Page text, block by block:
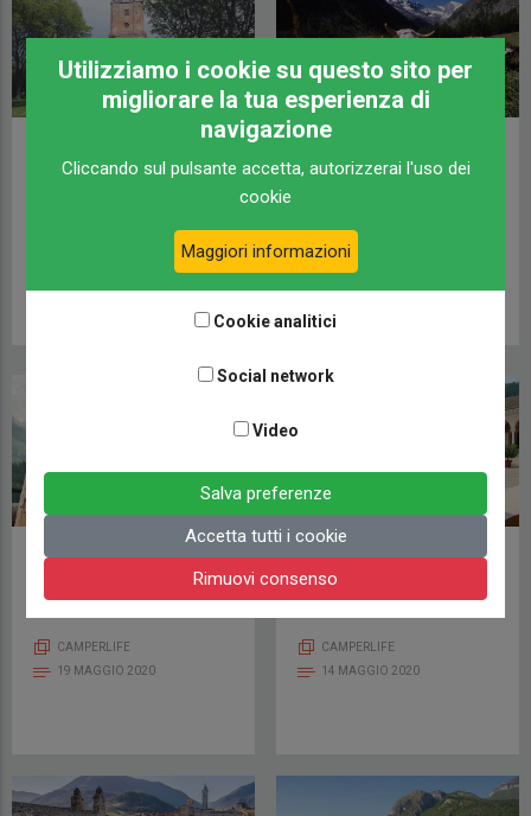
Tortona: dalla
Graal al Santuario
viaggiatori in libertà la
CAMPERLIFE
20 MAGGIO 2020
Viaggiare in Alta Badia
Con le Persone del
CAMPERLIFE
19 MAGGIO 2020
IN CAMPER E BICI PER
UN ITINERARIO SUI
CAMPERLIFE
14 MAGGIO 2020
Utilizziamo i cookie su questo sito per
migliorare la tua esperienza di
navigazione
Cliccando sul pulsante accetta, autorizzerai l'uso dei
cookie
Maggiori informazioni
Cookie analitici
Social network
Video
Salva preferenze
Accetta tutti i cookie
Rimuovi consenso